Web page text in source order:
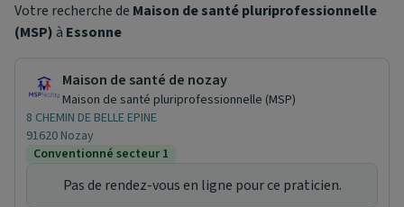
Votre recherche de Maison de santé pluriprofessionnelle
(MSP)à Essonne
Maison de santé de nozay
Maison de santé pluriprofessionnelle (MSP)
8 CHEMIN DE BELLE EPINE
91620 Nozay
Conventionné secteur 1
Pas de rendez-vous en ligne pour ce praticien.